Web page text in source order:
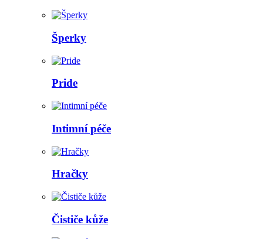
Šperky
Pride
Intimní péče
Hračky
Čističe kůže